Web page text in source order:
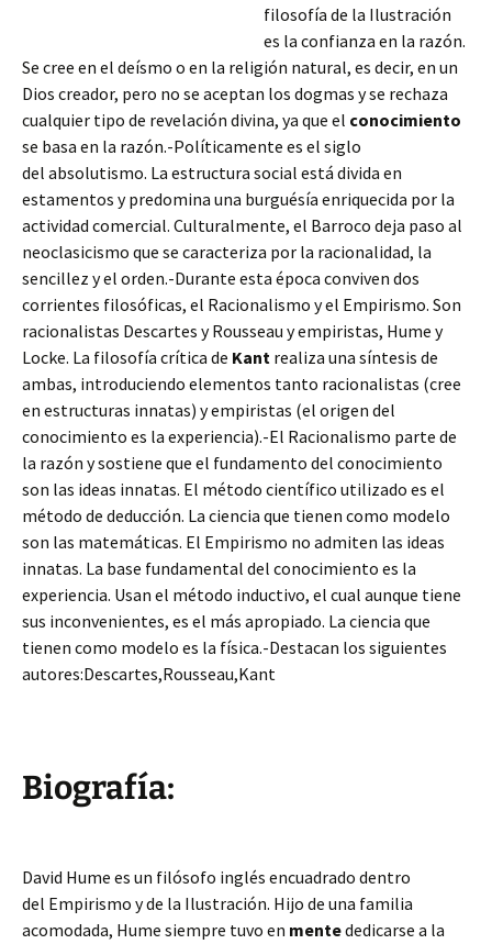
filosofía de la Ilustración
es la confianza en la razón.
Se cree en el deísmo o en la religión natural, es decir, en un
Dios creador, pero no se aceptan los dogmas y se rechaza
cualquier tipo de revelación divina, ya que el conocimiento
se basa en la razón.-Políticamente es el siglo
del absolutismo. La estructura social está divida en
estamentos y predomina una burguésía enriquecida por la
actividad comercial. Culturalmente, el Barroco deja paso al
neoclasicismo que se caracteriza por la racionalidad, la
sencillez y el orden.-Durante esta época conviven dos
corrientes filosóficas, el Racionalismo y el Empirismo. Son
racionalistas Descartes y Rousseau y empiristas, Hume y
Locke. La filosofía crítica de Kant realiza una síntesis de
ambas, introduciendo elementos tanto racionalistas (cree
en estructuras innatas) y empiristas (el origen del
conocimiento es la experiencia).-El Racionalismo parte de
la razón y sostiene que el fundamento del conocimiento
son las ideas innatas. El método científico utilizado es el
método de deducción. La ciencia que tienen como modelo
son las matemáticas. El Empirismo no admiten las ideas
innatas. La base fundamental del conocimiento es la
experiencia. Usan el método inductivo, el cual aunque tiene
sus inconvenientes, es el más apropiado. La ciencia que
tienen como modelo es la física.-Destacan los siguientes
autores:Descartes,Rousseau,Kant
Biografía:
David Hume es un filósofo inglés encuadrado dentro
del Empirismo y de la Ilustración. Hijo de una familia
acomodada, Hume siempre tuvo en mentededicarse a la